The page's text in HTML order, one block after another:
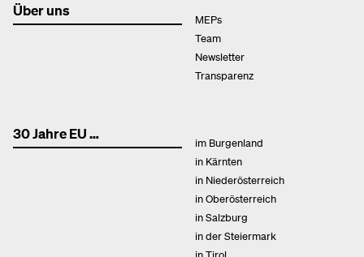
Über uns
MEPs
Team
Newsletter
Transparenz
30 Jahre EU …
im Burgenland
in Kärnten
in Niederösterreich
in Oberösterreich
in Salzburg
in der Steiermark